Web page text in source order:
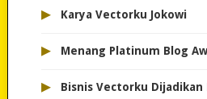
▸ Karya Vectorku Jokowi
▸ Menang Platinum Blog
▸ Bisnis Vectorku Dijadikan